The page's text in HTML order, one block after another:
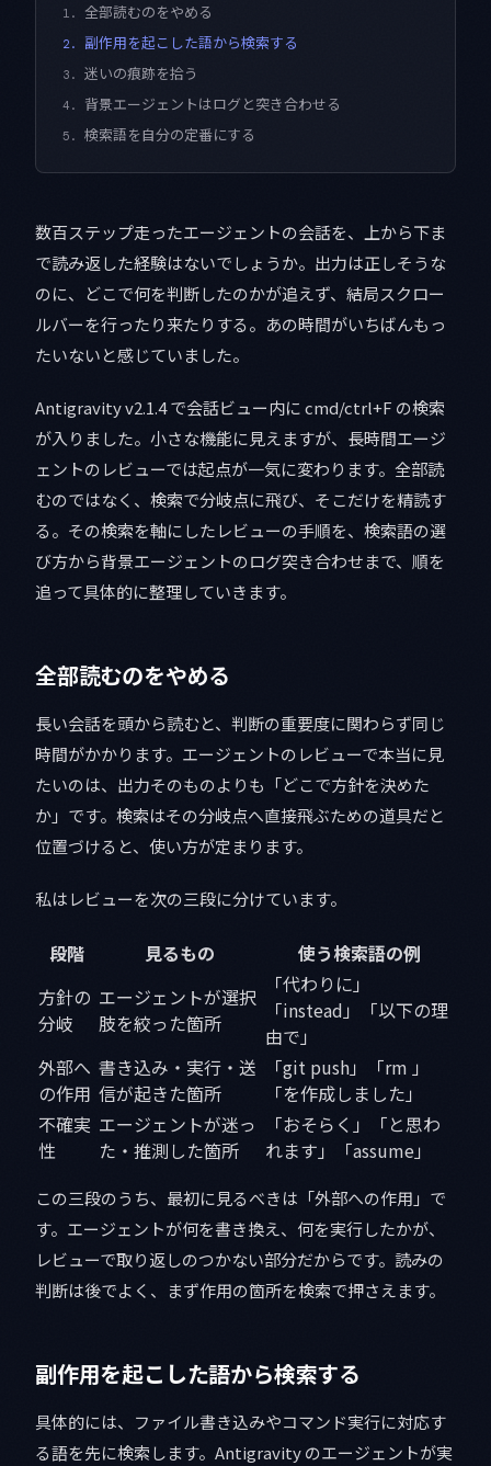
1. 全部読むのをやめる
2. 副作用を起こした語から検索する
3. 迷いの痕跡を拾う
4. 背景エージェントはログと突き合わせる
5. 検索語を自分の定番にする
数百ステップ走ったエージェントの会話を、上から下ま
で読み返した経験はないでしょうか。出力は正しそうな
のに、どこで何を判断したのかが追えず、結局スクロー
ルバーを行ったり来たりする。あの時間がいちばんもっ
たいないと感じていました。
Antigravity v2.1.4 で会話ビュー内に cmd/ctrl+F の検索
が入りました。小さな機能に見えますが、長時間エージ
ェントのレビューでは起点が一気に変わります。全部読
むのではなく、検索で分岐点に飛び、そこだけを精読す
る。その検索を軸にしたレビューの手順を、検索語の選
び方から背景エージェントのログ突き合わせまで、順を
追って具体的に整理していきます。
全部読むのをやめる
長い会話を頭から読むと、判断の重要度に関わらず同じ
時間がかかります。エージェントのレビューで本当に見
たいのは、出力そのものよりも「どこで方針を決めた
か」です。検索はその分岐点へ直接飛ぶための道具だと
位置づけると、使い方が定まります。
私はレビューを次の三段に分けています。
段階 見るもの
使う検索語の例
方針の
分岐
エージェントが選択
肢を絞った箇所
「代わりに」
「instead」「以下の理
由で」
外部へ
の作用
書き込み・実行・送
信が起きた箇所
「git push」「rm 」
「を作成しました」
不確実
性
エージェントが迷っ
た・推測した箇所
「おそらく」「と思わ
れます」「assume」
この三段のうち、最初に見るべきは「外部への作用」で
す。エージェントが何を書き換え、何を実行したかが、
レビューで取り返しのつかない部分だからです。読みの
判断は後でよく、まず作用の箇所を検索で押さえます。
副作用を起こした語から検索する
具体的には、ファイル書き込みやコマンド実行に対応す
る語を先に検索します。Antigravity のエージェントが実